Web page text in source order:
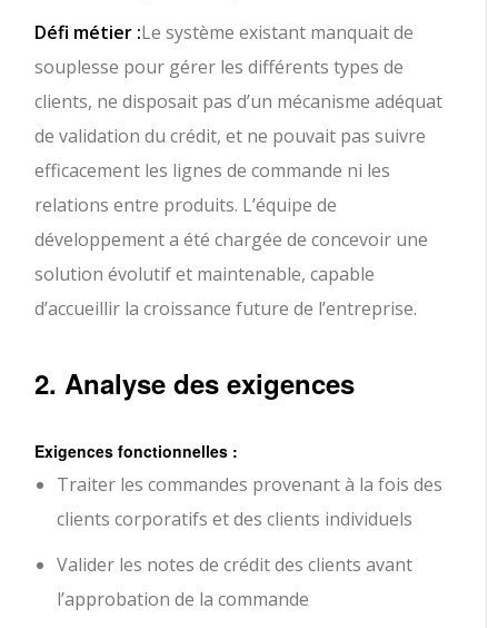
Défi métier :Le système existant manquait de
souplesse pour gérer les différents types de
clients, ne disposait pas d’un mécanisme adéquat
de validation du crédit, et ne pouvait pas suivre
efficacement les lignes de commande ni les
relations entre produits. L’équipe de
développement a été chargée de concevoir une
solution évolutif et maintenable, capable
d’accueillir la croissance future de l’entreprise.
2. Analyse des exigences
Exigences fonctionnelles :
Traiter les commandes provenant à la fois des
clients corporatifs et des clients individuels
Valider les notes de crédit des clients avant
l’approbation de la commande